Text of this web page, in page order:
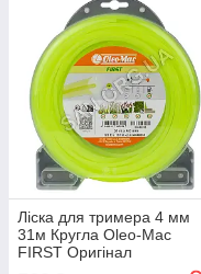
Ліска для тримера 4 мм
31м Кругла Oleo-Mac
FIRST Оригінал